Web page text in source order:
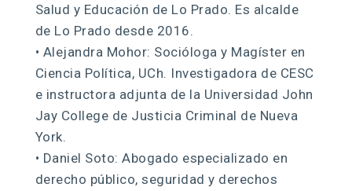
Salud y Educación de Lo Prado. Es alcalde
de Lo Prado desde 2016.
• Alejandra Mohor: Socióloga y Magíster en
Ciencia Política, UCh. Investigadora de CESC
e instructora adjunta de la Universidad John
Jay College de Justicia Criminal de Nueva
York.
• Daniel Soto: Abogado especializado en
derecho público, seguridad y derechos